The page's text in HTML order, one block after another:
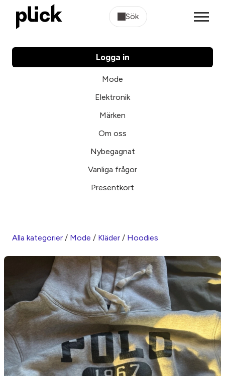
Sök
Logga in
Mode
Elektronik
Märken
Om oss
Nybegagnat
Vanliga frågor
Presentkort
Alla kategorier / Mode / Kläder / Hoodies